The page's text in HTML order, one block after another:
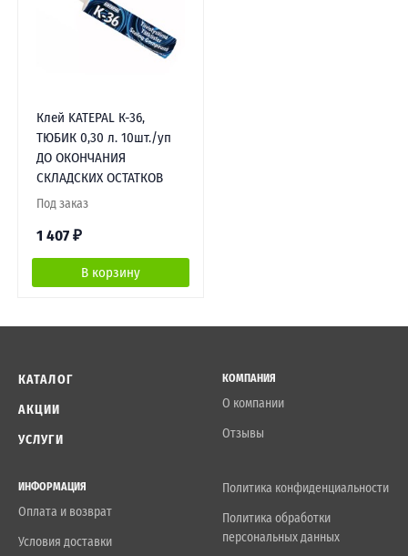
Клей KATEPAL К-36,
ТЮБИК 0,30 л. 10шт./уп
ДО ОКОНЧАНИЯ
СКЛАДСКИХ ОСТАТКОВ
Под заказ
1 407 ₽
В корзину
КАТАЛОГ
АКЦИИ
УСЛУГИ
КОМПАНИЯ
О компании
Отзывы
ИНФОРМАЦИЯ
Оплата и возврат
Условия доставки
Политика конфиденциальности
Политика обработки
персональных данных